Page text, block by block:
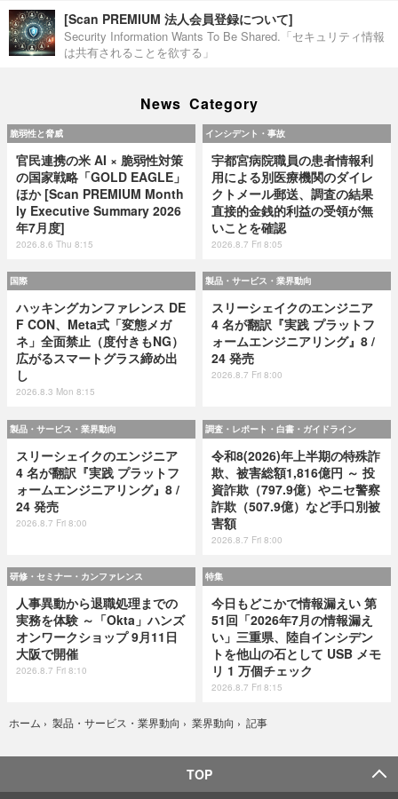
[Scan PREMIUM 法人会員登録について]
Security Information Wants To Be Shared.「セキュリティ情報
は共有されることを欲する」
News Category
脆弱性と脅威
官民連携の米 AI × 脆弱性対策
の国家戦略「GOLD EAGLE」
ほか [Scan PREMIUM Month
ly Executive Summary 2026
年7月度]
2026.8.6 Thu 8:15
インシデント・事故
宇都宮病院職員の患者情報利
用による別医療機関のダイレ
クトメール郵送、調査の結果
直接的金銭的利益の受領が無
いことを確認
2026.8.7 Fri 8:05
国際
ハッキングカンファレンス DE
F CON、Meta式「変態メガ
ネ」全面禁止（度付きもNG）
広がるスマートグラス締め出
し
2026.8.3 Mon 8:15
製品・サービス・業界動向
スリーシェイクのエンジニア
4 名が翻訳『実践 プラットフ
ォームエンジニアリング』8 /
24 発売
2026.8.7 Fri 8:00
製品・サービス・業界動向
スリーシェイクのエンジニア
4 名が翻訳『実践 プラットフ
ォームエンジニアリング』8 /
24 発売
2026.8.7 Fri 8:00
調査・レポート・白書・ガイドライン
令和8(2026)年上半期の特殊詐
欺、被害総額1,816億円 ～ 投
資詐欺（797.9億）やニセ警察
詐欺（507.9億）など手口別被
害額
2026.8.7 Fri 8:00
研修・セミナー・カンファレンス
人事異動から退職処理までの
実務を体験 ～「Okta」ハンズ
オンワークショップ 9月11日
大阪で開催
2026.8.7 Fri 8:10
特集
今日もどこかで情報漏えい 第
51回「2026年7月の情報漏え
い」三重県、陸自インシデン
トを他山の石として USB メモ
リ 1 万個チェック
2026.8.7 Fri 8:15
ホーム › 製品・サービス・業界動向 › 業界動向 › 記事
TOP